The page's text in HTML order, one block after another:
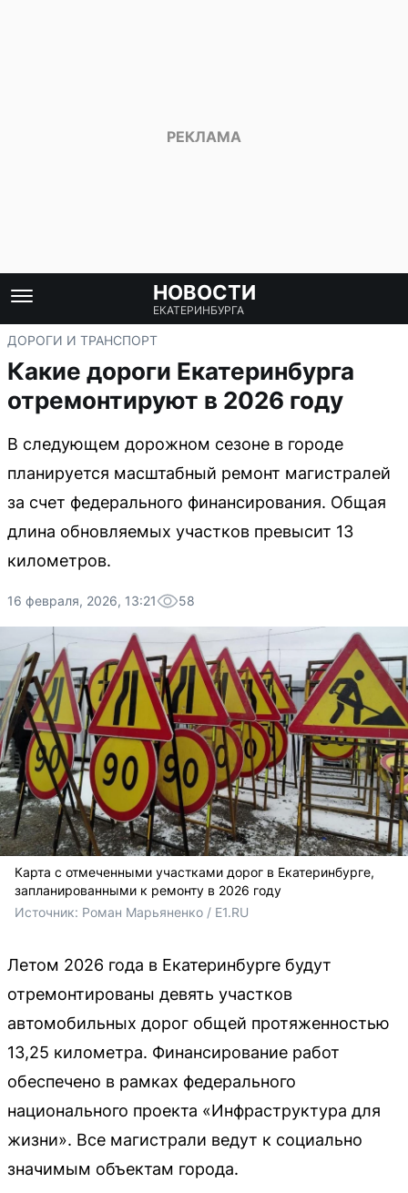
НОВОСТИ
ЕКАТЕРИНБУРГА
ДОРОГИ И ТРАНСПОРТ
Какие дороги Екатеринбурга
отремонтируют в 2026 году
В следующем дорожном сезоне в городе
планируется масштабный ремонт магистралей
за счет федерального финансирования. Общая
длина обновляемых участков превысит 13
километров.
16 февраля, 2026, 13:21 58
Карта с отмеченными участками дорог в Екатеринбурге,
запланированными к ремонту в 2026 году
Источник: Роман Марьяненко / E1.RU
Летом 2026 года в Екатеринбурге будут
отремонтированы девять участков
автомобильных дорог общей протяженностью
13,25 километра. Финансирование работ
обеспечено в рамках федерального
национального проекта «Инфраструктура для
жизни». Все магистрали ведут к социально
значимым объектам города.